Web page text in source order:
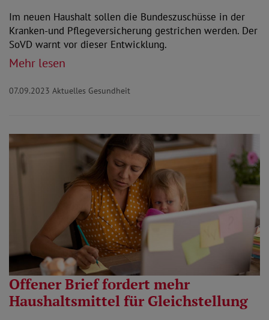
Im neuen Haushalt sollen die Bundeszuschüsse in der
Kranken-und Pflegeversicherung gestrichen werden. Der
SoVD warnt vor dieser Entwicklung.
Mehr lesen
07.09.2023 Aktuelles Gesundheit
Offener Brief fordert mehr
Haushaltsmittel für Gleichstellung